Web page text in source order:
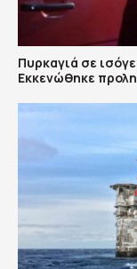
Πυρκαγιά σε
Εκκενώθηκε